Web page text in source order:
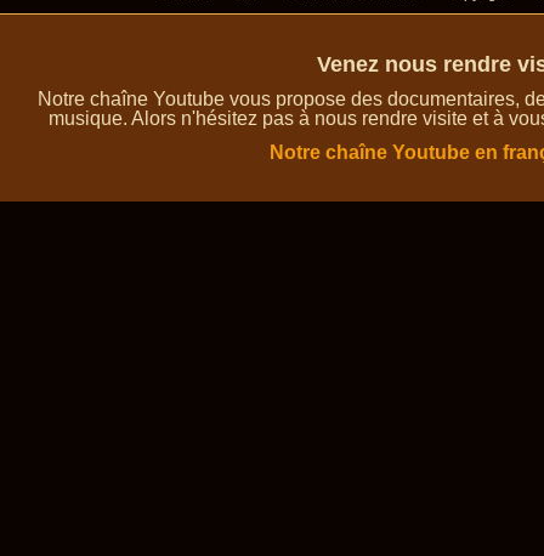
Venez nous rendre
Notre chaîne Youtube vous propose des documentaires,
musique. Alors n'hésitez pas à nous rendre visite et à
Notre chaîne Youtube en